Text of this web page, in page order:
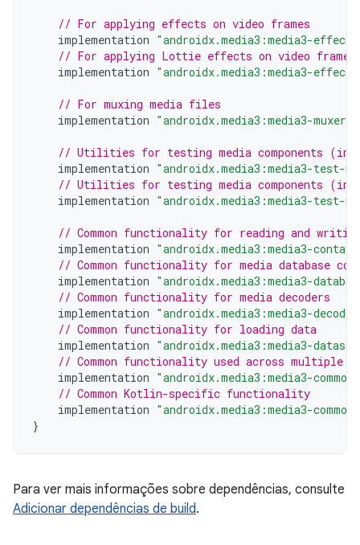
// For applying effects on video frames
implementation "androidx.media3:media3-
// For applying Lottie effects on video frames
implementation "androidx.media3:media3-
// For muxing media files
implementation "androidx.media3:media3-
// Utilities for testing media components
implementation "androidx.media3:media3-test-
// Utilities for testing media components
implementation "androidx.media3:media3-test-
// Common functionality for reading and
implementation "androidx.media3:media3-
// Common functionality for media database
implementation "androidx.media3:media3-
// Common functionality for media decoders
implementation "androidx.media3:media3-
// Common functionality for loading data
implementation "androidx.media3:media3-
// Common functionality used across multiple
implementation "androidx.media3:media3-
// Common Kotlin-specific functionality
implementation "androidx.media3:media3-
}
Para ver mais informações sobre dependências, consulte
Adicionar dependências de build.